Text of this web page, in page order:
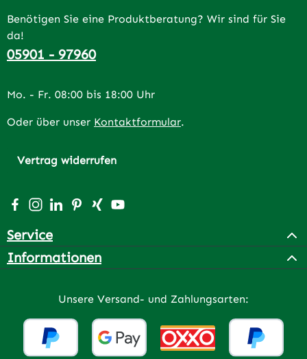
Benötigen Sie eine Produktberatung? Wir sind für Sie
da!
05901 - 97960
Mo. - Fr. 08:00 bis 18:00 Uhr
Oder über unser Kontaktformular.
Vertrag widerrufen
Besuche uns auf Facebook – öffnet in neuem Tab
Schau auf Instagram vorbei – öffnet in neuem Tab
Vernetze dich mit uns auf LinkedIn – öffnet in
Lass dich auf Pinterest inspirieren – öffnet
Vernetze dich mit uns auf Xing – öffnet
Sieh dir unsere Videos auf YouTube
Service
Informationen
Unsere Versand- und Zahlungsarten: